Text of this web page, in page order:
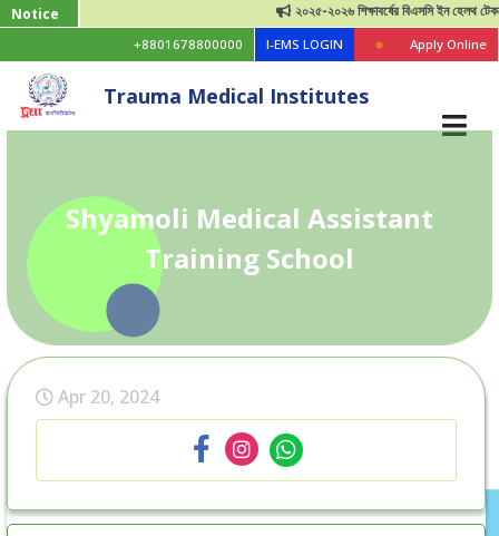
Notice ২০২৫-২০২৬ শিক্ষাবর্ষের বিএসসি ইন হেলথ
+8801678800000 I-EMS LOGIN Apply Online
Trauma Medical Institutes
Shyamoli Medical Assistant
Training School
Apr 20, 2024